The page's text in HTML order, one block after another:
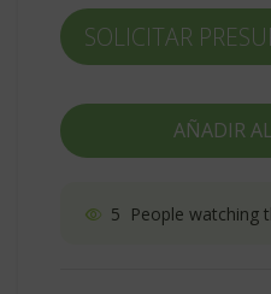
AÑADIR
SOLICITAR
5 People watching